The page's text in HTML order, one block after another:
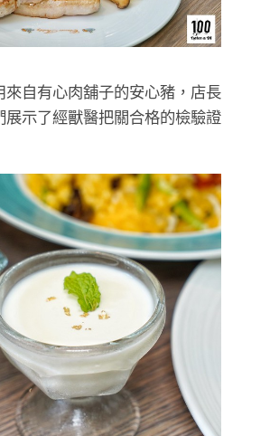
來自有心肉舖子的安心豬，店長
展示了經獸醫把關合格的檢驗證